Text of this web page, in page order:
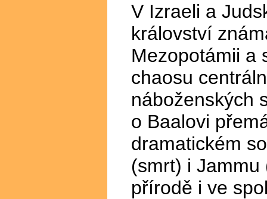
V Izraeli a
království
Mezopotámii a
chaosu
náboženských
o Baalovi
dramatickém
(smrt) i
přírodě i ve